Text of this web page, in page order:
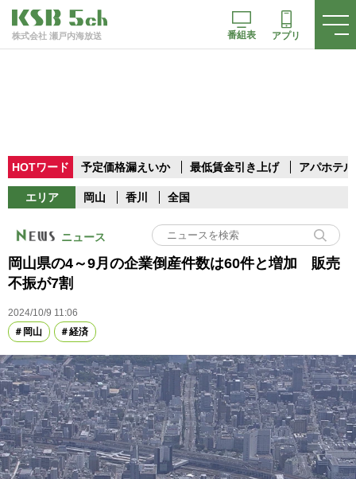
株式会社 瀬戸内海放送 番組表 アプリ
HOTワード 予定価格漏えいか 最低賃金引き上げ アパホテル
エリア 岡山 香川 全国
ニュース
岡山県の4～9月の企業倒産件数は60件と増加 販売
不振が7割
2024/10/9 11:06
岡山
経済